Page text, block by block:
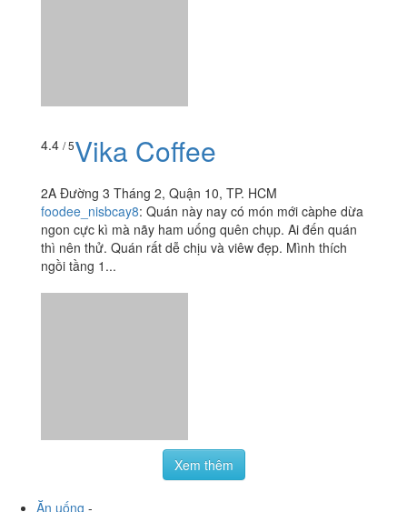
4.4/ 5Vika Coffee
2A Đường 3 Tháng 2, Quận 10, TP. HCM
foodee_nisbcay8:Quán này nay có món mới càphe dừa